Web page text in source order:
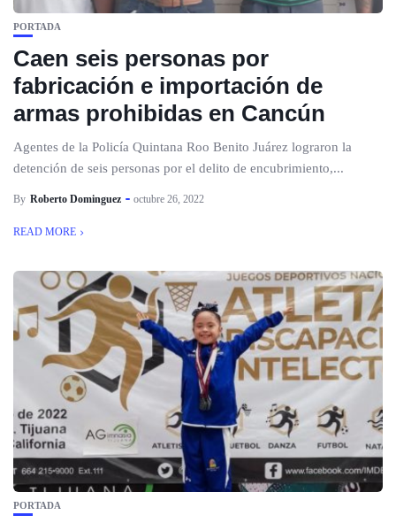
PORTADA
Caen seis personas por
fabricación e importación de
armas prohibidas en Cancún
Agentes de la Policía Quintana Roo Benito Juárez lograron la
detención de seis personas por el delito de encubrimiento,...
By Roberto Dominguez octubre 26, 2022
READ MORE
PORTADA